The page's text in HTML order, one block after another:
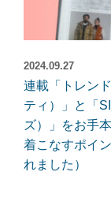
2024.09.27
連載「トレン
ティ）」と「
ズ）」をお手
着こなすポイ
れました）